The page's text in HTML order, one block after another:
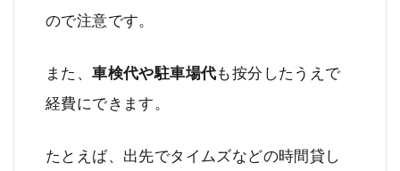
ので注意です。
また、車検代や駐車場代も按分したうえで
経費にできます。
たとえば、出先でタイムズなどの時間貸し